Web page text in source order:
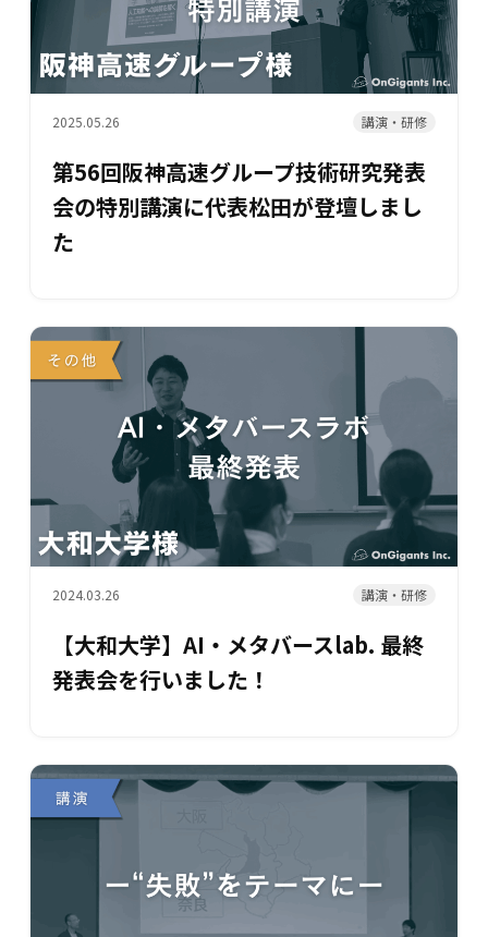
2025.05.26 講演・研修
第56回阪神高速グループ技術研究発表
会の特別講演に代表松田が登壇しまし
た
2024.03.26 講演・研修
【大和大学】AI・メタバースlab. 最終
発表会を行いました！